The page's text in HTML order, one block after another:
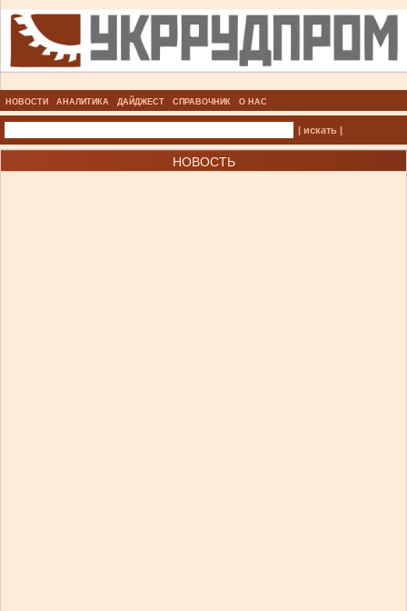
НОВОСТИ АНАЛИТИКА ДАЙДЖЕСТ СПРАВОЧНИК О НАС
| искать |
НОВОСТЬ